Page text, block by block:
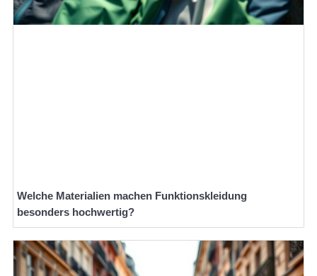
Welche Materialien machen Funktionskleidung
besonders hochwertig?